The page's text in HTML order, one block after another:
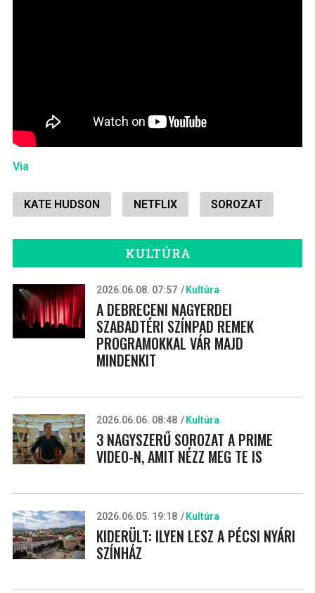
Via
KATE HUDSON NETFLIX SOROZAT
KULTÚRA
2026.06.08. 07:57 Kultúra
A DEBRECENI NAGYERDEI
SZABADTÉRI SZÍNPAD REMEK
PROGRAMOKKAL VÁR MAJD
MINDENKIT
2026.06.06. 08:48 Kultúra
3 NAGYSZERŰ SOROZAT A PRIME
VIDEO-N, AMIT NÉZZ MEG TE IS
2026.06.05. 19:18 Kultúra
KIDERÜLT: ILYEN LESZ A PÉCSI NYÁRI
SZÍNHÁZ